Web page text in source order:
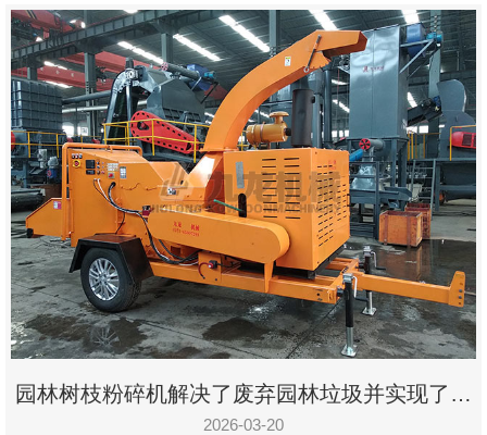
园林树枝粉碎机解决了废弃园林垃圾并实现了再
利用
2026-03-20